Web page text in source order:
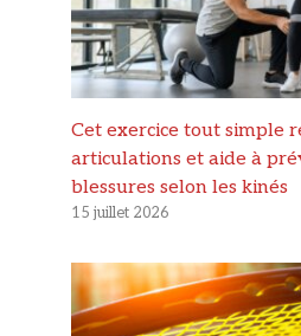
Cet exercice tout simple
articulations et aide à
blessures selon les kinés
15 juillet 2026